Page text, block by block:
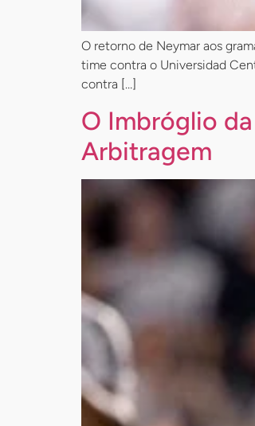
O retorno de Neymar aos
time contra o Universidad
contra […]
O Imbróglio
Arbitragem